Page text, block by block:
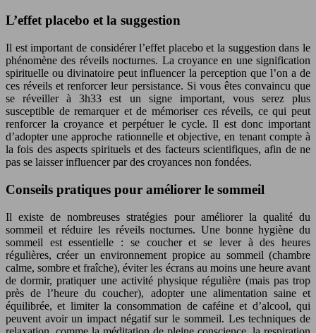
L’effet placebo et la suggestion
Il est important de considérer l’effet placebo et la suggestion dans le
phénomène des réveils nocturnes. La croyance en une signification
spirituelle ou divinatoire peut influencer la perception que l’on a de
ces réveils et renforcer leur persistance. Si vous êtes convaincu que
se réveiller à 3h33 est un signe important, vous serez plus
susceptible de remarquer et de mémoriser ces réveils, ce qui peut
renforcer la croyance et perpétuer le cycle. Il est donc important
d’adopter une approche rationnelle et objective, en tenant compte à
la fois des aspects spirituels et des facteurs scientifiques, afin de ne
pas se laisser influencer par des croyances non fondées.
Conseils pratiques pour améliorer le sommeil
Il existe de nombreuses stratégies pour améliorer la qualité du
sommeil et réduire les réveils nocturnes. Une bonne hygiène du
sommeil est essentielle : se coucher et se lever à des heures
régulières, créer un environnement propice au sommeil (chambre
calme, sombre et fraîche), éviter les écrans au moins une heure avant
de dormir, pratiquer une activité physique régulière (mais pas trop
près de l’heure du coucher), adopter une alimentation saine et
équilibrée, et limiter la consommation de caféine et d’alcool, qui
peuvent avoir un impact négatif sur le sommeil. Les techniques de